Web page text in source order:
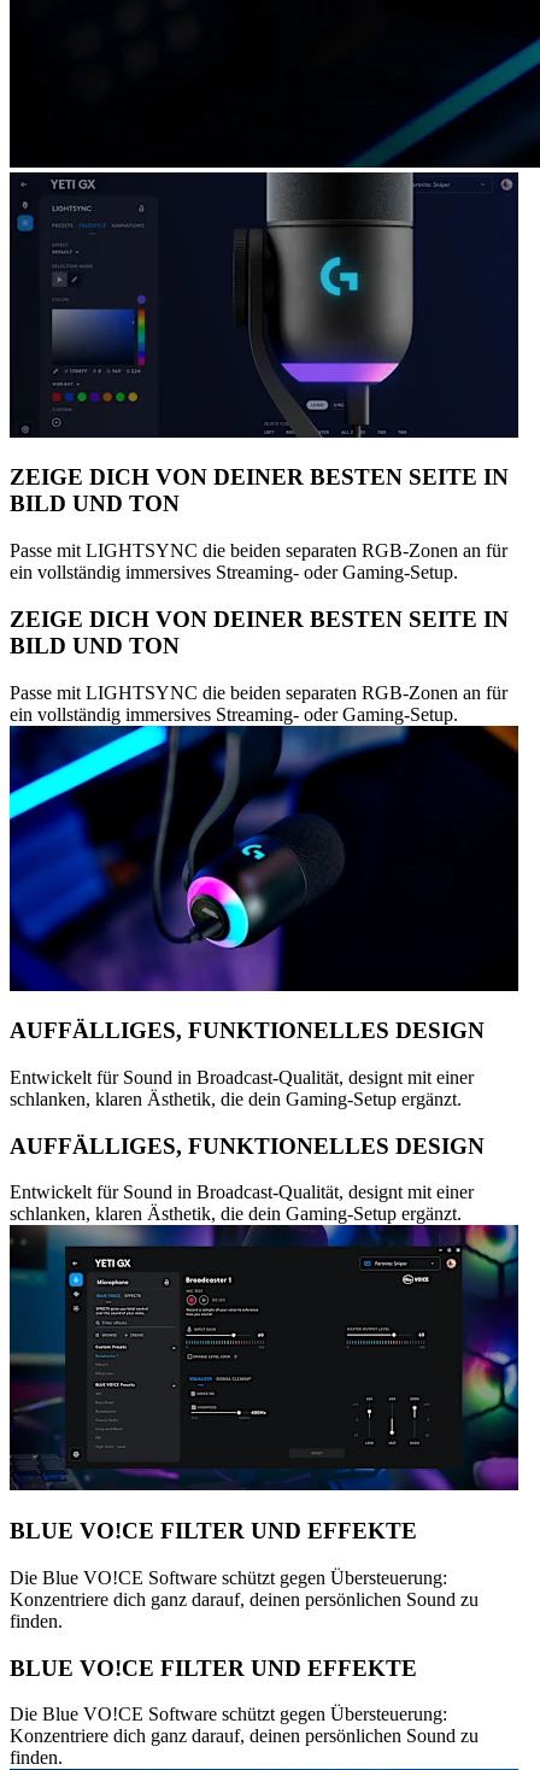
ZEIGE DICH VON DEINER BESTEN SEITE IN
BILD UND TON
Passe mit LIGHTSYNC die beiden separaten RGB-Zonen an für
ein vollständig immersives Streaming- oder Gaming-Setup.
ZEIGE DICH VON DEINER BESTEN SEITE IN
BILD UND TON
Passe mit LIGHTSYNC die beiden separaten RGB-Zonen an für
ein vollständig immersives Streaming- oder Gaming-Setup.
AUFFÄLLIGES, FUNKTIONELLES DESIGN
Entwickelt für Sound in Broadcast-Qualität, designt mit einer
schlanken, klaren Ästhetik, die dein Gaming-Setup ergänzt.
AUFFÄLLIGES, FUNKTIONELLES DESIGN
Entwickelt für Sound in Broadcast-Qualität, designt mit einer
schlanken, klaren Ästhetik, die dein Gaming-Setup ergänzt.
BLUE VO!CE FILTER UND EFFEKTE
Die Blue VO!CE Software schützt gegen Übersteuerung:
Konzentriere dich ganz darauf, deinen persönlichen Sound zu
finden.
BLUE VO!CE FILTER UND EFFEKTE
Die Blue VO!CE Software schützt gegen Übersteuerung:
Konzentriere dich ganz darauf, deinen persönlichen Sound zu
finden.